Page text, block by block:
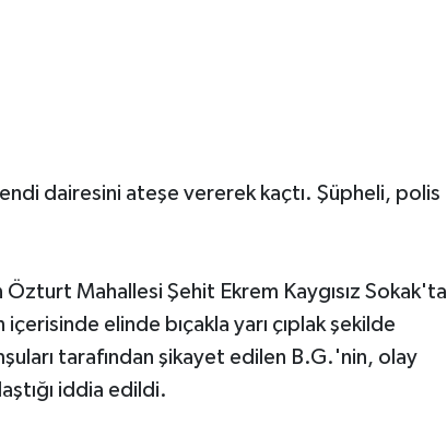
dairesini ateşe vererek kaçtı. Şüpheli, polis
Mahallesi Şehit Ekrem Kaygısız Sokak'ta
elinde bıçakla yarı çıplak şekilde
tarafından şikayet edilen B.G.'nin, olay
iddia edildi.